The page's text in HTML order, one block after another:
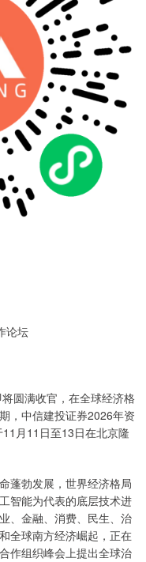
论坛
圆满收官，在全球经济格
，中信建投证券2026年资
月11日至13日在北京隆
蓬勃发展，世界经济格局
智能为代表的底层技术进
、金融、消费、民生、治
全球南方经济崛起，正在
作组织峰会上提出全球治